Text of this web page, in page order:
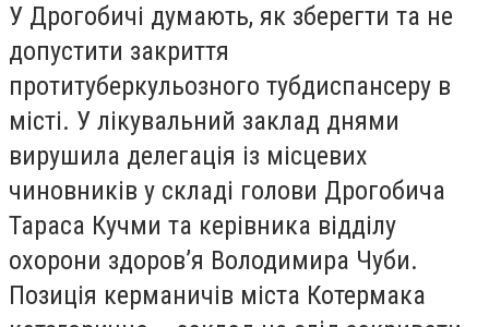
У Дрогобичі думають, як зберегти та не
допустити закриття
протитуберкульозного тубдиспансеру в
місті. У лікувальний заклад днями
вирушила делегація із місцевих
чиновників у складі голови Дрогобича
Тараса Кучми та керівника відділу
охорони здоров’я Володимира Чуби.
Позиція керманичів міста Котермака